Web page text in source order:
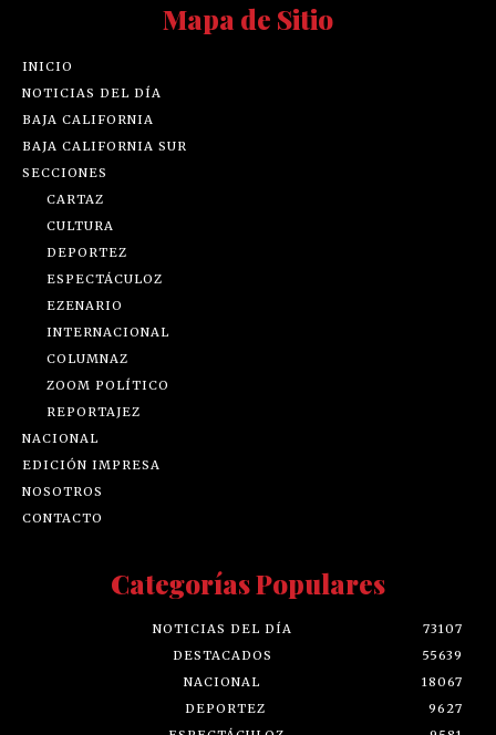
Mapa de Sitio
INICIO
NOTICIAS DEL DÍA
BAJA CALIFORNIA
BAJA CALIFORNIA SUR
SECCIONES
CARTAZ
CULTURA
DEPORTEZ
ESPECTÁCULOZ
EZENARIO
INTERNACIONAL
COLUMNAZ
ZOOM POLÍTICO
REPORTAJEZ
NACIONAL
EDICIÓN IMPRESA
NOSOTROS
CONTACTO
Categorías Populares
NOTICIAS DEL DÍA
73107
DESTACADOS
55639
NACIONAL
18067
DEPORTEZ
9627